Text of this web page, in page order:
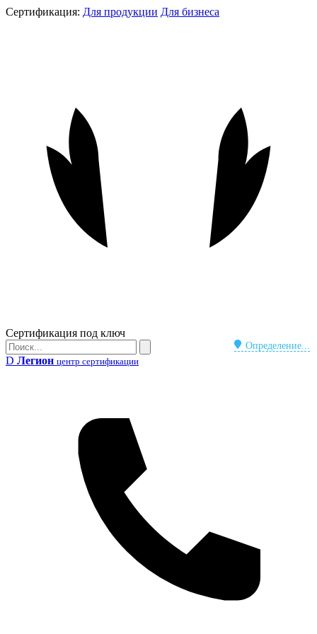
Сертификация: Для продукции Для бизнеса
Бейдж
Сертификация под ключ
Определение...
Поиск
Поиск
D Легион центр сертификации